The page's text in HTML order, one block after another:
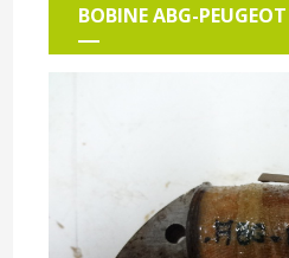
BOBINE ABG-